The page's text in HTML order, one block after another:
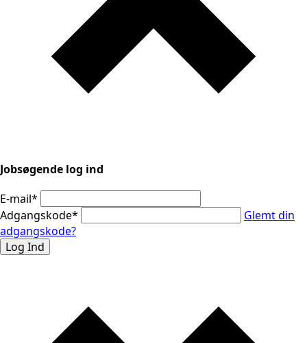
Jobsøgende log ind
E-mail*
Adgangskode*
Glemt din
adgangskode?
Log Ind